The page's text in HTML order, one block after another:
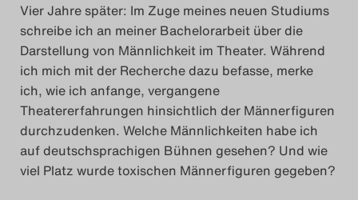
Vier Jahre später: Im Zuge meines neuen Studiums
schreibe ich an meiner Bachelorarbeit über die
Darstellung von Männlichkeit im Theater. Während
ich mich mit der Recherche dazu befasse, merke
ich, wie ich anfange, vergangene
Theatererfahrungen hinsichtlich der Männerfiguren
durchzudenken. Welche Männlichkeiten habe ich
auf deutschsprachigen Bühnen gesehen? Und wie
viel Platz wurde toxischen Männerfiguren gegeben?